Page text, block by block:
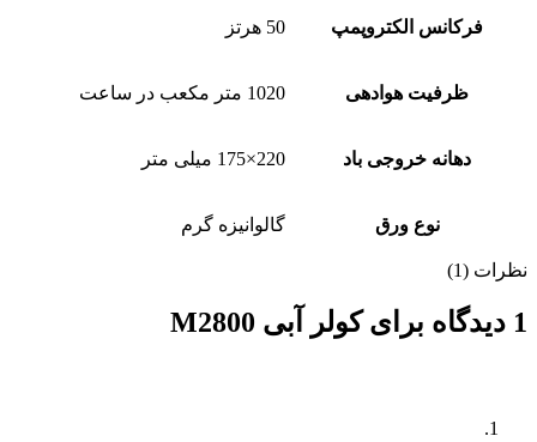
فرکانس الکتروپمپ 50 هرتز
ظرفیت هوادهی 1020 متر مکعب در ساعت
دهانه خروجی باد 220×175 میلی متر
نوع ورق گالوانیزه گرم
نظرات (1)
1 دیدگاه برای کولر آبی M2800